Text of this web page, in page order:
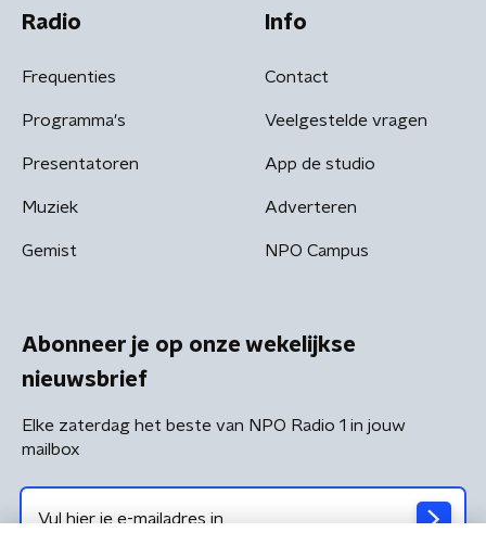
Radio
Frequenties
Programma's
Presentatoren
Muziek
Gemist
Info
Contact
Veelgestelde vragen
App de studio
Adverteren
NPO Campus
Abonneer je op onze wekelijkse
nieuwsbrief
Elke zaterdag het beste van NPO Radio 1 in jouw
mailbox